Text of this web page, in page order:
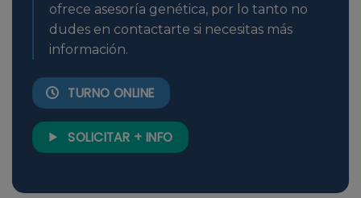
ofrece asesoría genética, por lo tanto no
dudes en contactarte si necesitas más
información.
TURNO ONLINE
SOLICITAR + INFO